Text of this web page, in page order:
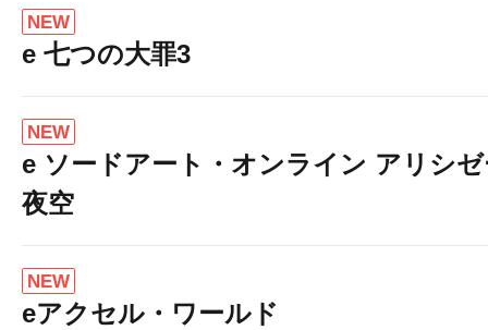
NEW
e 七つの大罪3
NEW
e ソードアート・オンライン アリシ
夜空
NEW
eアクセル・ワールド